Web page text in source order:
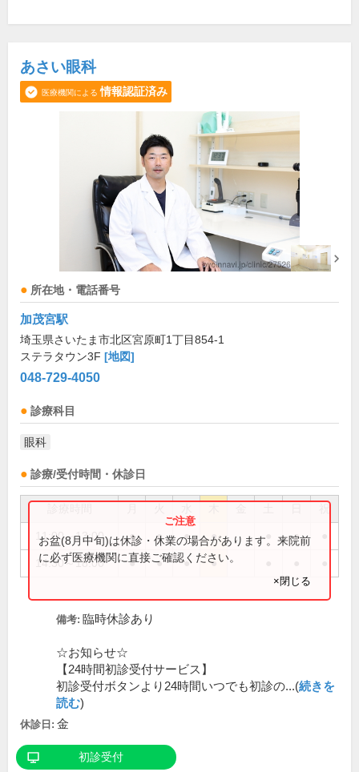
あさい眼科
医療機関による 情報認証済み
所在地・電話番号
加茂宮駅
埼玉県さいたま市北区宮原町1丁目854-1
ステラタウン3F [地図]
048-729-4050
診療科目
眼科
診療/受付時間・休診日
11:00～13:00 ● ● ● ● ●
14:30～18:00 ● ● ● ●
お盆(8月中旬)は休診・休業の場合があります。来院前
に必ず医療機関に直接ご確認ください。
×閉じる
備考: 臨時休診あり
☆お知らせ☆
【24時間初診受付サービス】
初診受付ボタンより24時間いつでも初診の...(続きを
読む)
休診日: 金
初診受付